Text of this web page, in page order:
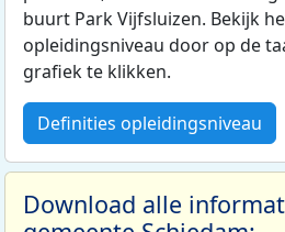
buurt Park Vijfsluizen. Bekijk
opleidingsniveau door op de
grafiek te klikken.
Definities opleidingsniveau
Download alle